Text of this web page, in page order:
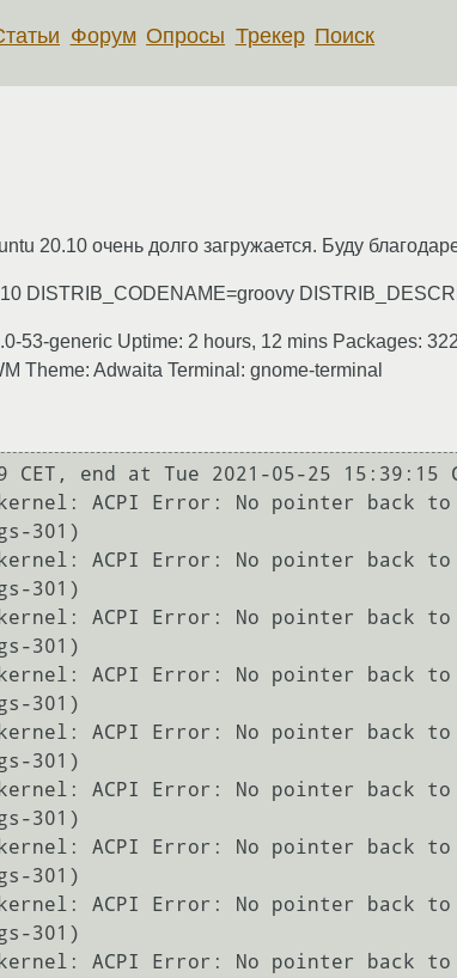
Форум Опросы Трекер Поиск
20.10 очень долго загружается. Буду
DISTRIB_CODENAME=groovy
53-generic Uptime: 2 hours, 12 mins Packages:
Theme: Adwaita Terminal: gnome-terminal
end at Tue 2021-05-25 15:39:15
ACPI Error: No pointer back to
301)
ACPI Error: No pointer back to
301)
ACPI Error: No pointer back to
301)
ACPI Error: No pointer back to
301)
ACPI Error: No pointer back to
301)
ACPI Error: No pointer back to
301)
ACPI Error: No pointer back to
301)
ACPI Error: No pointer back to
301)
ACPI Error: No pointer back to